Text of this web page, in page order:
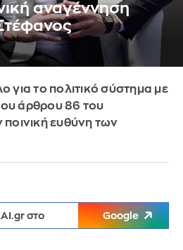
αναγέννηση
για το πολιτικό σύστημα με
άρθρου 86 του
ποινική ευθύνη των
στο Google